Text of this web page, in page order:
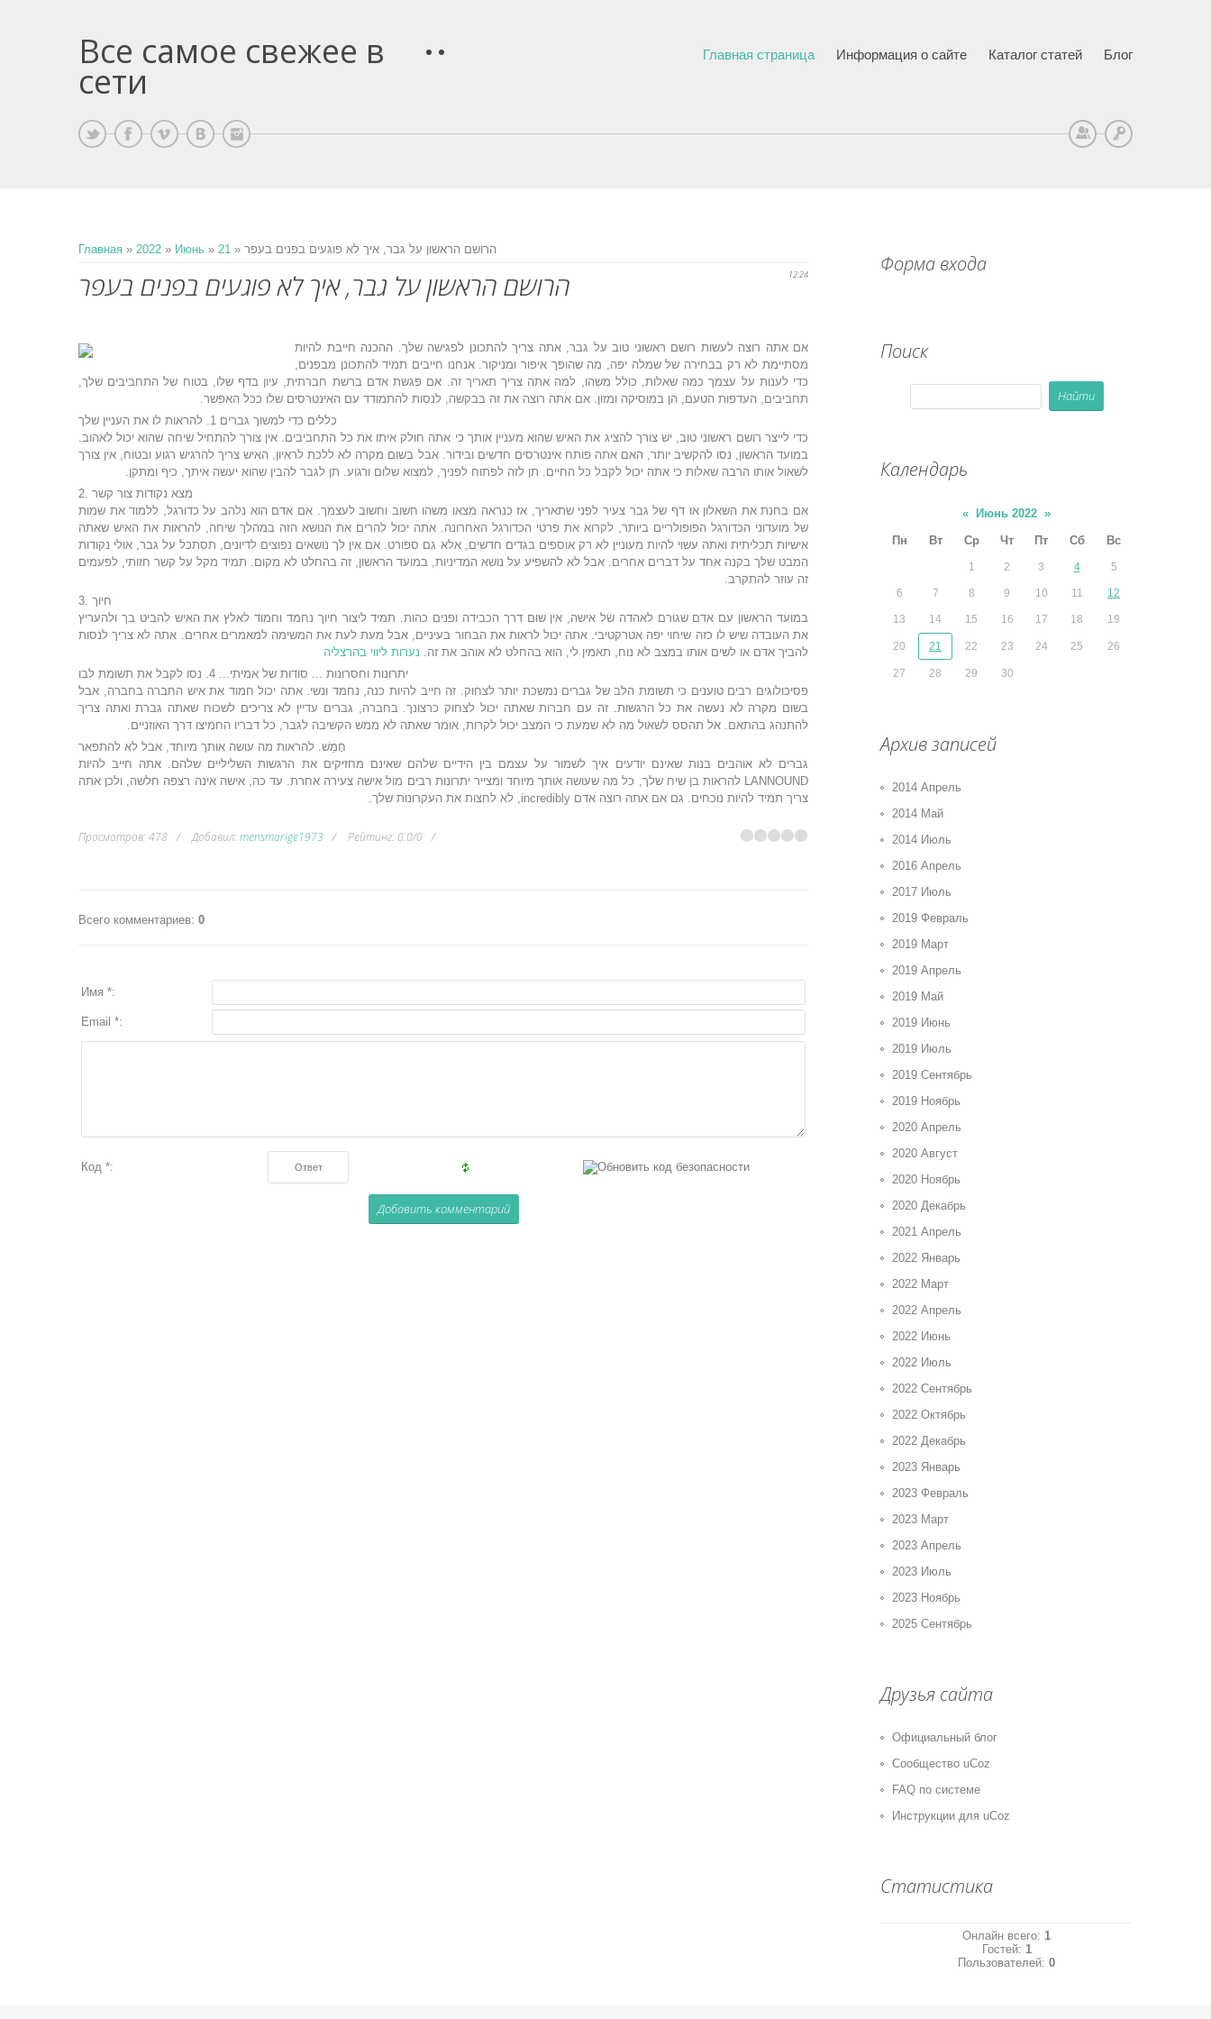
Все самое свежее в
сети
Главная страница Информация о сайте Каталог статей Блог
Регистрация
Главная » 2022 » Июнь » 21 » הרושם הראשון על גבר, איך לא פוגעים בפנים בעפר
12:24 הרושם הראשון על גבר, איך לא פוגעים בפנים בעפר
אם אתה רוצה לעשות רושם ראשוני טוב על גבר, אתה צריך להתכונן לפגישה שלך. ההכנה חייבת להיות
מסתיימת לא רק בבחירה של שמלה יפה, מה שהופך איפור ומניקור. אנחנו חייבים תמיד להתכונן מבפנים,
כדי לענות על עצמך כמה שאלות, כולל משהו, למה אתה צריך תאריך זה. אם פגשת אדם ברשת חברתית, עיון בדף שלו, בטוח של התחביבים שלך,
תחביבים, העדפות הטעם, הן במוסיקה ומזון. אם אתה רוצה את זה בבקשה, לנסות להתמודד עם האינטרסים שלו ככל האפשר.
כללים כדי למשוך גברים 1. להראות לו את העניין שלך
כדי לייצר רושם ראשוני טוב, יש צורך להציג את האיש שהוא מעניין אותך כי אתה חולק איתו את כל התחביבים. אין צורך להתחיל שיחה שהוא יכול לאהוב.
במועד הראשון, נסו להקשיב יותר, האם אתה פותח אינטרסים חדשים ובידור. אבל בשום מקרה לא ללכת לראיון, האיש צריך להרגיש רגוע ובטוח, אין צורך
לשאול אותו הרבה שאלות כי אתה יכול לקבל כל החיים. תן לזה לפתוח לפניך, למצוא שלום ורגוע. תן לגבר להבין שהוא יעשה איתך, כיף ומתקן.
2. מצא נקודות צור קשר
אם בחנת את השאלון או דף של גבר צעיר לפני שתאריך, אז כנראה מצאו משהו חשוב וחשוב לעצמך. אם אדם הוא נלהב על כדורגל, ללמוד את שמות
של מועדוני הכדורגל הפופולריים ביותר, לקרוא את פרטי הכדורגל האחרונה. אתה יכול להרים את הנושא הזה במהלך שיחה, להראות את האיש שאתה
אישיות תכליתית ואתה עשוי להיות מעוניין לא רק אוספים בגדים חדשים, אלא גם ספורט. אם אין לך נושאים נפוצים לדיונים, תסתכל על גבר, אולי נקודות
המבט שלך בקנה אחד על דברים אחרים. אבל לא להשפיע על נושא המדיניות, במועד הראשון, זה בהחלט לא מקום. תמיד מקל על קשר חזותי, לפעמים
זה עוזר להתקרב.
3. חיוך
במועד הראשון עם אדם שגורם לאהדה של אישה, אין שום דרך הכבידה ופנים כהות. תמיד ליצור חיוך נחמד וחמוד לאלץ את האיש להביט בך ולהעריץ
את העובדה שיש לו כזה שיחוי יפה אטרקטיבי. אתה יכול לראות את הבחור בעיניים, אבל מעת לעת את המשימה למאמרים אחרים. אתה לא צריך לנסות
להביך אדם או לשים אותו במצב לא נוח, תאמין לי, הוא בהחלט לא אוהב את זה. נערות ליווי בהרצליה
יתרונות וחסרונות ... סודות של אמיתי... 4. נסו לקבל את תשומת לבו
פסיכולוגים רבים טוענים כי תשומת הלב של גברים נמשכת יותר לצחוק. זה חייב להיות כנה, נחמד ונשי. אתה יכול חמוד את איש החברה בחברה, אבל
בשום מקרה לא נעשה את כל הרגשות. זה עם חברות שאתה יכול לצחוק כרצונך. בחברה, גברים עדיין לא צריכים לשכוח שאתה גברת ואתה צריך
להתנהג בהתאם. אל תהסס לשאול מה לא שמעת כי המצב יכול לקרות, אומר שאתה לא ממש הקשיבה לגבר, כל דבריו החמיצו דרך האוזניים.
חָמֵשׁ. להראות מה עושה אותך מיוחד, אבל לא להתפאר
גברים לא אוהבים בנות שאינם יודעים איך לשמור על עצמם בין הידיים שלהם שאינם מחזיקים את הרגשות השליליים שלהם. אתה חייב להיות
LANNOUND להראות בן שיח שלך, כל מה שעושה אותך מיוחד ומצייר יתרונות רבים מול אישה צעירה אחרת. עד כה, אישה אינה רצפה חלשה, ולכן אתה
צריך תמיד להיות נוכחים. גם אם אתה רוצה אדם incredibly, לא לחצות את העקרונות שלך.
Просмотров:478 Добавил:mensmarige1973 Рейтинг: 0.0/0
Всего комментариев: 0
Имя *:
Email *:
Код *:
Форма входа
Поиск
Календарь
« Июнь 2022 »
Пн
Вт Ср Чт Пт Сб Вс
1 2 3 4 5
6 7 8 9 10 11 12
13 14 15 16 17 18 19
20 21 22 23 24 25 26
27 28 29 30
Архив записей
2014 Апрель
2014 Май
2014 Июль
2016 Апрель
2017 Июль
2019 Февраль
2019 Март
2019 Апрель
2019 Май
2019 Июнь
2019 Июль
2019 Сентябрь
2019 Ноябрь
2020 Апрель
2020 Август
2020 Ноябрь
2020 Декабрь
2021 Апрель
2022 Январь
2022 Март
2022 Апрель
2022 Июнь
2022 Июль
2022 Сентябрь
2022 Октябрь
2022 Декабрь
2023 Январь
2023 Февраль
2023 Март
2023 Апрель
2023 Июль
2023 Ноябрь
2025 Сентябрь
Друзья сайта
Официальный блог
Сообщество uCoz
FAQ по системе
Инструкции для uCoz
Статистика
Онлайн всего: 1
Гостей: 1
Пользователей: 0